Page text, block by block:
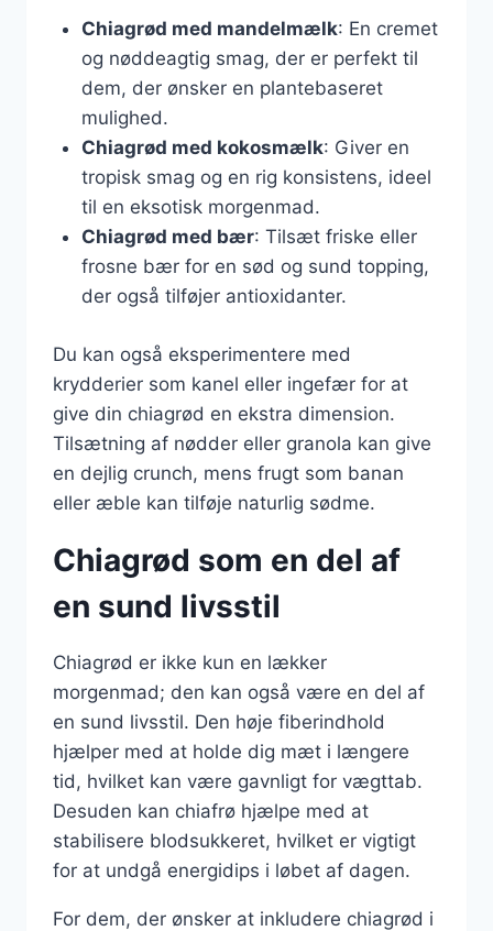
Chiagrød med mandelmælk: En cremet
og nøddeagtig smag, der er perfekt til
dem, der ønsker en plantebaseret
mulighed.
Chiagrød med kokosmælk: Giver en
tropisk smag og en rig konsistens, ideel
til en eksotisk morgenmad.
Chiagrød med bær: Tilsæt friske eller
frosne bær for en sød og sund topping,
der også tilføjer antioxidanter.
Du kan også eksperimentere med
krydderier som kanel eller ingefær for at
give din chiagrød en ekstra dimension.
Tilsætning af nødder eller granola kan give
en dejlig crunch, mens frugt som banan
eller æble kan tilføje naturlig sødme.
Chiagrød som en del af
en sund livsstil
Chiagrød er ikke kun en lækker
morgenmad; den kan også være en del af
en sund livsstil. Den høje fiberindhold
hjælper med at holde dig mæt i længere
tid, hvilket kan være gavnligt for vægttab.
Desuden kan chiafrø hjælpe med at
stabilisere blodsukkeret, hvilket er vigtigt
for at undgå energidips i løbet af dagen.
For dem, der ønsker at inkludere chiagrød i